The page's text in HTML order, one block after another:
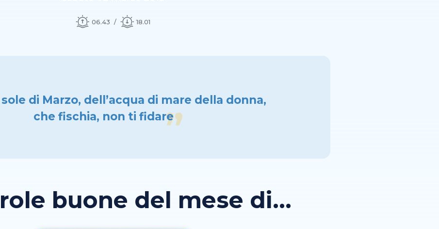
06.43 18.01
di Marzo, dell’acqua di mare della donna,
che fischia, non ti fidare
buone del mese di...